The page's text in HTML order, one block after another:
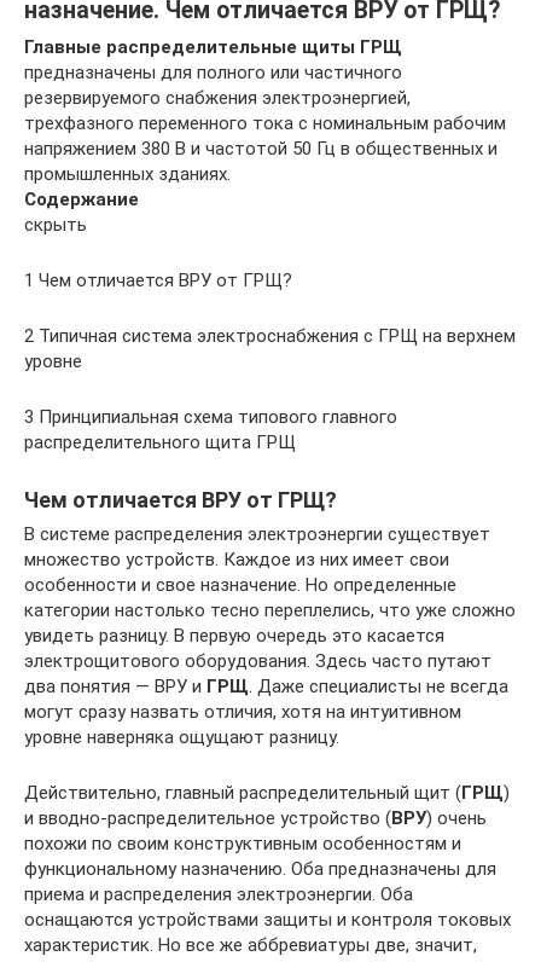
назначение. Чем отличается ВРУ от ГРЩ?
Главные распределительные щиты ГРЩ
предназначены для полного или частичного
резервируемого снабжения электроэнергией,
трехфазного переменного тока с номинальным рабочим
напряжением 380 В и частотой 50 Гц в общественных и
промышленных зданиях.
Содержание
скрыть
1 Чем отличается ВРУ от ГРЩ?
2 Типичная система электроснабжения с ГРЩ на верхнем
уровне
3 Принципиальная схема типового главного
распределительного щита ГРЩ
Чем отличается ВРУ от ГРЩ?
В системе распределения электроэнергии существует
множество устройств. Каждое из них имеет свои
особенности и свое назначение. Но определенные
категории настолько тесно переплелись, что уже сложно
увидеть разницу. В первую очередь это касается
электрощитового оборудования. Здесь часто путают
два понятия — ВРУ и ГРЩ . Даже специалисты не всегда
могут сразу назвать отличия, хотя на интуитивном
уровне наверняка ощущают разницу.
Действительно, главный распределительный щит (ГРЩ)
и вводно-распределительное устройство (ВРУ) очень
похожи по своим конструктивным особенностям и
функциональному назначению. Оба предназначены для
приема и распределения электроэнергии. Оба
оснащаются устройствами защиты и контроля токовых
характеристик. Но все же аббревиатуры две, значит,